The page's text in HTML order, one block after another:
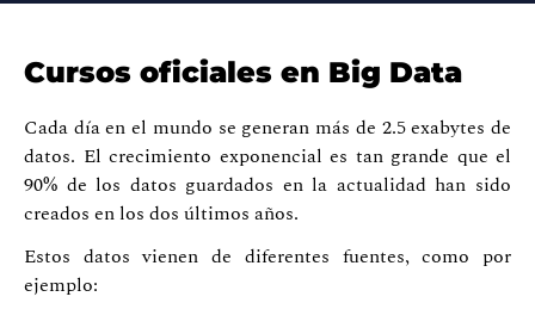
Cursos oficiales en Big Data
Cada día en el mundo se generan más de 2.5 exabytes de
datos. El crecimiento exponencial es tan grande que el
90% de los datos guardados en la actualidad han sido
creados en los dos últimos años.
Estos datos vienen de diferentes fuentes, como por
ejemplo: